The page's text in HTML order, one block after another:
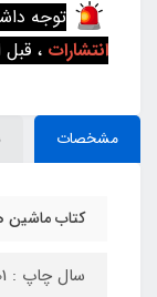
توجه
انتشارات ،
مشخصات
کتاب ماشین های
سال چاپ : 1401